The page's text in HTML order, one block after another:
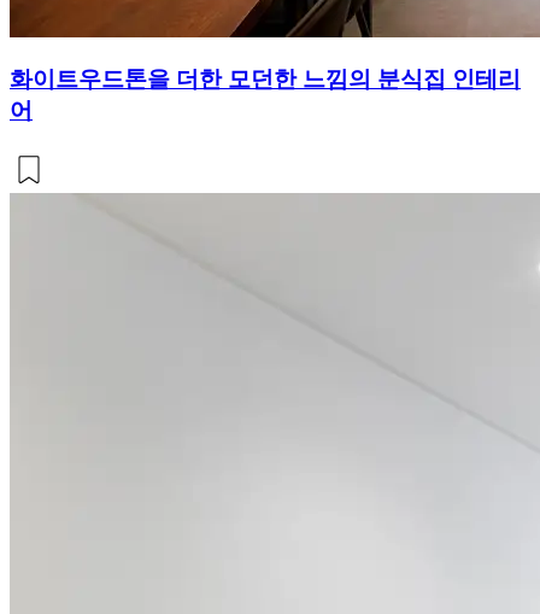
화이트우드톤을 더한 모던한 느낌의 분식집 인테리
어